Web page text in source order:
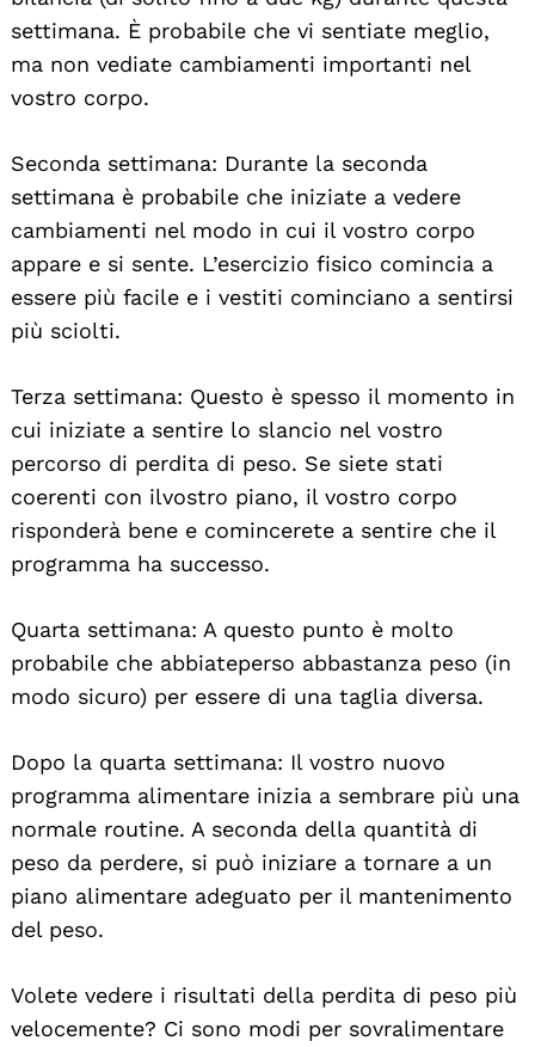
settimana. È probabile che vi sentiate meglio,
ma non vediate cambiamenti importanti nel
vostro corpo.
Seconda settimana: Durante la seconda
settimana è probabile che iniziate a vedere
cambiamenti nel modo in cui il vostro corpo
appare e si sente. L’esercizio fisico comincia a
essere più facile e i vestiti cominciano a sentirsi
più sciolti.
Terza settimana: Questo è spesso il momento in
cui iniziate a sentire lo slancio nel vostro
percorso di perdita di peso. Se siete stati
coerenti con ilvostro piano, il vostro corpo
risponderà bene e comincerete a sentire che il
programma ha successo.
Quarta settimana: A questo punto è molto
probabile che abbiateperso abbastanza peso (in
modo sicuro) per essere di una taglia diversa.
Dopo la quarta settimana: Il vostro nuovo
programma alimentare inizia a sembrare più una
normale routine. A seconda della quantità di
peso da perdere, si può iniziare a tornare a un
piano alimentare adeguato per il mantenimento
del peso.
Volete vedere i risultati della perdita di peso più
velocemente? Ci sono modi per sovralimentare